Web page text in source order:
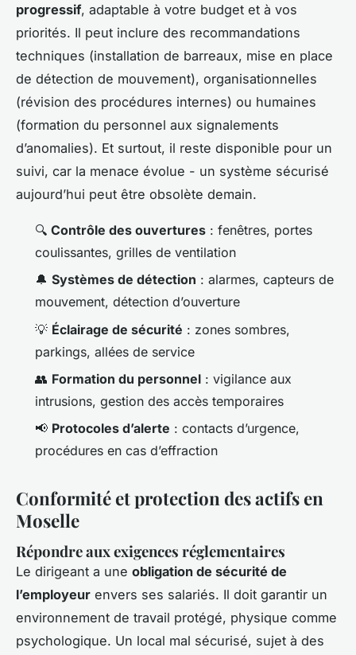
progressif, adaptable à votre budget et à vos
priorités. Il peut inclure des recommandations
techniques (installation de barreaux, mise en place
de détection de mouvement), organisationnelles
(révision des procédures internes) ou humaines
(formation du personnel aux signalements
d’anomalies). Et surtout, il reste disponible pour un
suivi, car la menace évolue - un système sécurisé
aujourd’hui peut être obsolète demain.
🔍 Contrôle des ouvertures : fenêtres, portes
coulissantes, grilles de ventilation
🔔 Systèmes de détection : alarmes, capteurs de
mouvement, détection d’ouverture
💡 Éclairage de sécurité : zones sombres,
parkings, allées de service
👥 Formation du personnel : vigilance aux
intrusions, gestion des accès temporaires
📢 Protocoles d’alerte : contacts d’urgence,
procédures en cas d’effraction
Conformité et protection des actifs en
Moselle
Répondre aux exigences réglementaires
Le dirigeant a une obligation de sécurité de
l’employeur envers ses salariés. Il doit garantir un
environnement de travail protégé, physique comme
psychologique. Un local mal sécurisé, sujet à des